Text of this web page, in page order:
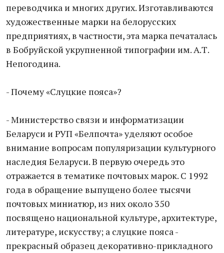
переводчика и многих других. Изготавливаются
художественные марки на белорусских
предприятиях, в частности, эта марка печаталась
в Бобруйской укрупненной типографии им. А.Т.
Непогодина.
- Почему «Слуцкие пояса»?
- Министерство связи и информатизации
Беларуси и РУП «Белпочта» уделяют особое
внимание вопросам популяризации культурного
наследия Беларуси. В первую очередь это
отражается в тематике почтовых марок. С 1992
года в обращение выпущено более тысячи
почтовых миниатюр, из них около 350
посвящено национальной культуре, архитектуре,
литературе, искусству; а слуцкие пояса -
прекрасный образец декоративно-прикладного